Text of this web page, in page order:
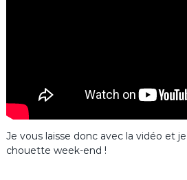
Je vous laisse donc avec la vidéo et
chouette week-end !